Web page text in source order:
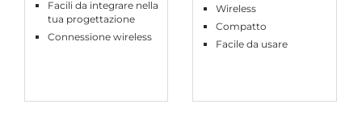
Facili da integrare nella
tua progettazione
Connessione wireless
Wireless
Compatto
Facile da usare